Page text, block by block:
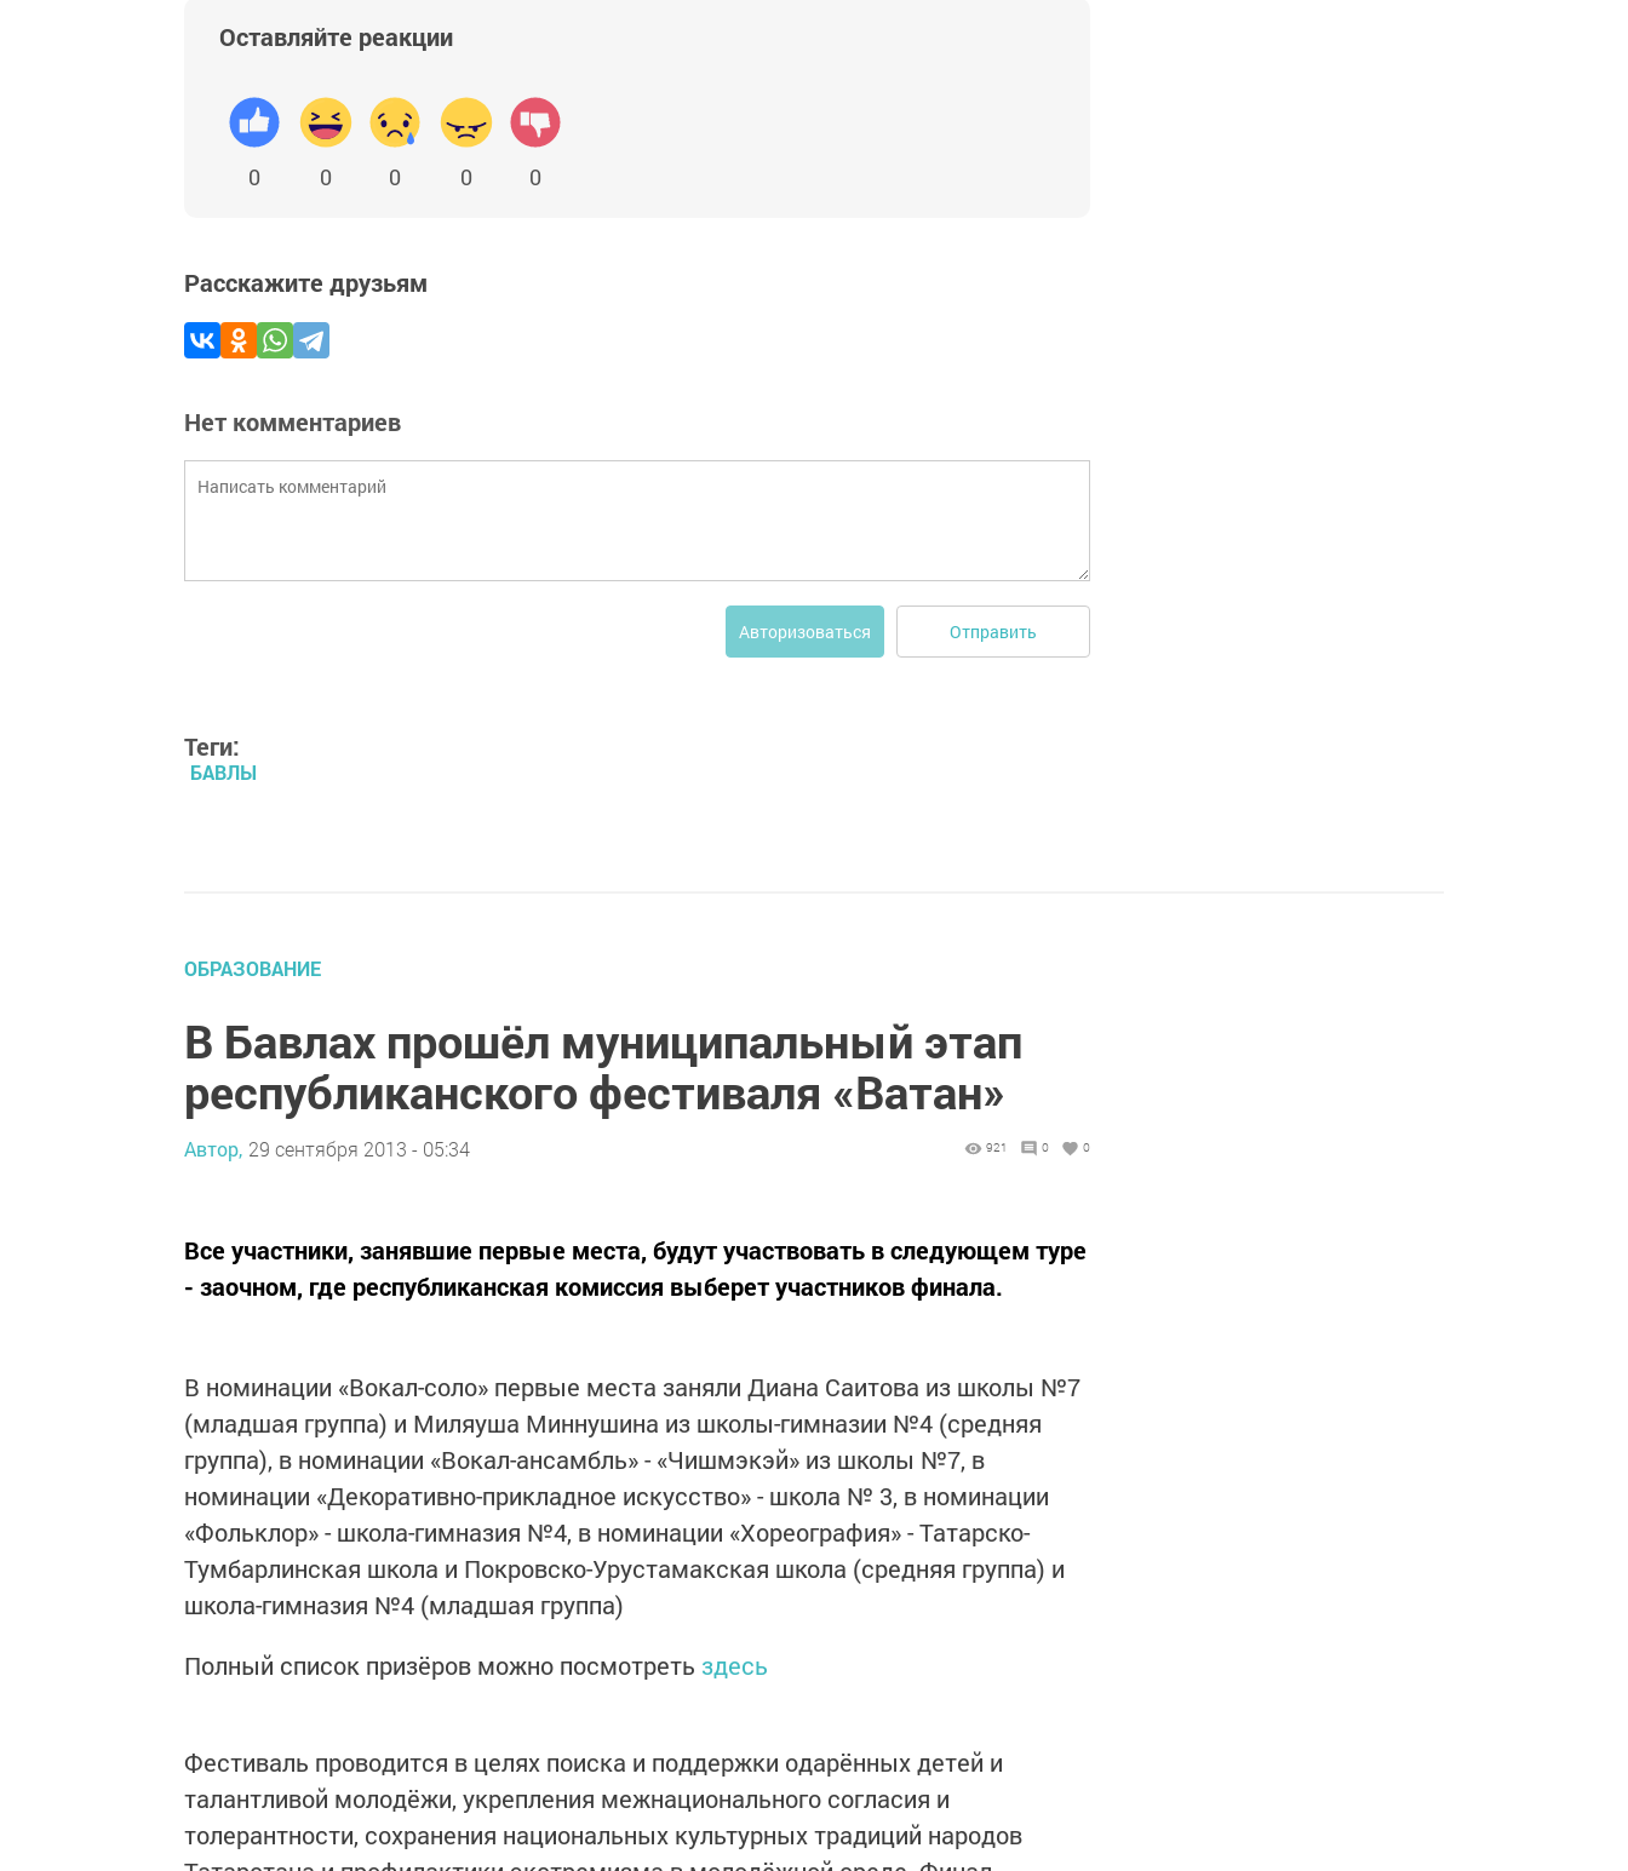
Оставляйте реакции
0 0 0 0 0
Расскажите друзьям
Нет комментариев
Авторизоваться Отправить
Теги:
БАВЛЫ
ОБРАЗОВАНИЕ
В Бавлах прошёл муниципальный этап
республиканского фестиваля «Ватан»
Автор, 29 сентября 2013 - 05:34 921 0 0
Все участники, занявшие первые места, будут участвовать в следующем туре
- заочном, где республиканская комиссия выберет участников финала.
В номинации «Вокал-соло» первые места заняли Диана Саитова из школы №7
(младшая группа) и Миляуша Миннушина из школы-гимназии №4 (средняя
группа), в номинации «Вокал-ансамбль» - «Чишмэкэй» из школы №7, в
номинации «Декоративно-прикладное искусство» - школа № 3, в номинации
«Фольклор» - школа-гимназия №4, в номинации «Хореография» - Татарско-
Тумбарлинская школа и Покровско-Урустамакская школа (средняя группа) и
школа-гимназия №4 (младшая группа)
Полный список призёров можно посмотреть здесь
Фестиваль проводится в целях поиска и поддержки одарённых детей и
талантливой молодёжи, укрепления межнационального согласия и
толерантности, сохранения национальных культурных традиций народов